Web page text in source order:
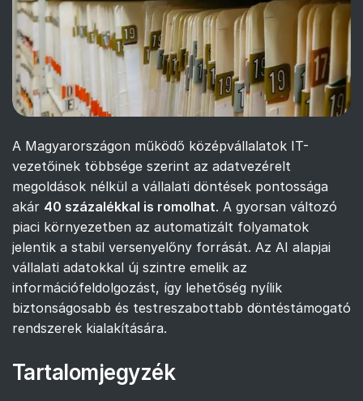
A Magyarországon működő középvállalatok IT-
vezetőinek többsége szerint az adatvezérelt
megoldások nélkül a vállalati döntések pontossága
akár 40 százalékkal is romolhat. A gyorsan változó
piaci környezetben az automatizált folyamatok
jelentik a stabil versenyelőny forrását. Az AI alapjai
vállalati adatokkal új szintre emelik az
információfeldolgozást, így lehetőség nyílik
biztonságosabb és testreszabottabb döntéstámogató
rendszerek kialakítására.
Tartalomjegyzék